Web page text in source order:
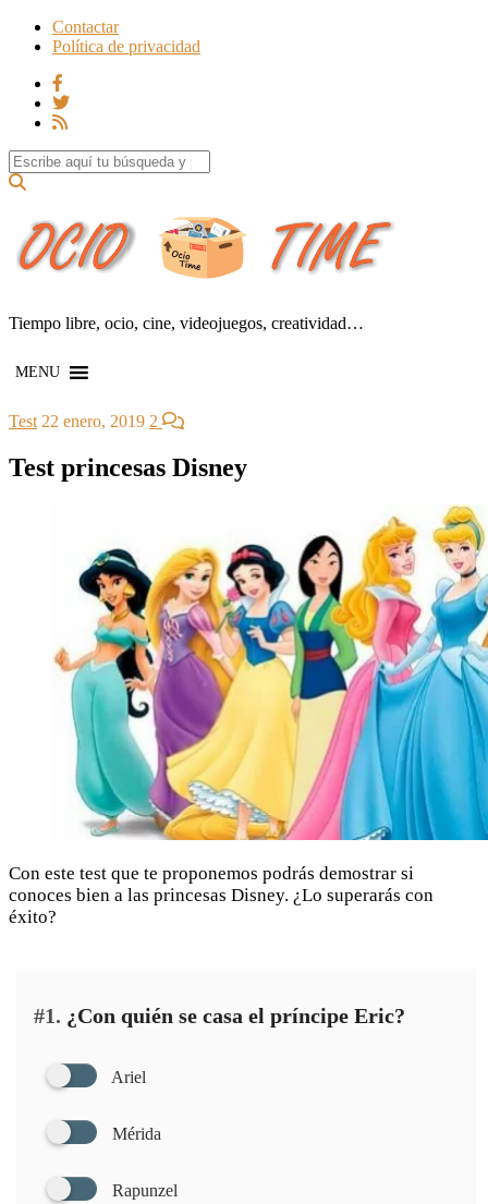
Contactar
Política de privacidad
Search for:
Tiempo libre, ocio, cine, videojuegos, creatividad…
MENU
Test 22 enero, 2019 2
Test princesas Disney
Con este test que te proponemos podrás demostrar si
conoces bien a las princesas Disney. ¿Lo superarás con
éxito?
#1. ¿Con quién se casa el príncipe Eric?
Ariel
Mérida
Rapunzel